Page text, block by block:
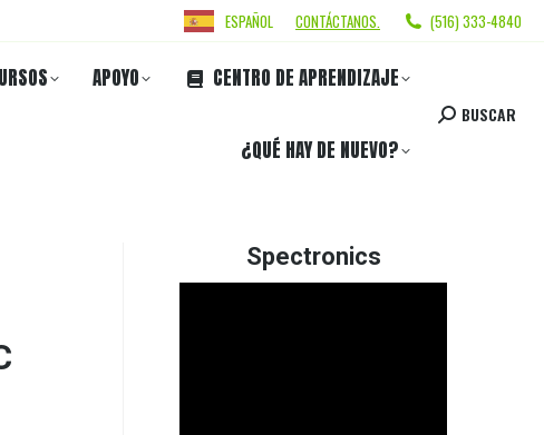
ESPAÑOL CONTÁCTANOS. (516) 333-4840
APOYO CENTRO DE APRENDIZAJE
¿QUÉ HAY DE NUEVO?
BUSCAR
Spectronics